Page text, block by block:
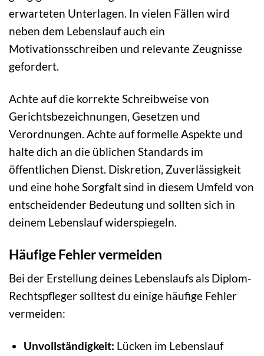
erwarteten Unterlagen. In vielen Fällen wird
neben dem Lebenslauf auch ein
Motivationsschreiben und relevante Zeugnisse
gefordert.
Achte auf die korrekte Schreibweise von
Gerichtsbezeichnungen, Gesetzen und
Verordnungen. Achte auf formelle Aspekte und
halte dich an die üblichen Standards im
öffentlichen Dienst. Diskretion, Zuverlässigkeit
und eine hohe Sorgfalt sind in diesem Umfeld von
entscheidender Bedeutung und sollten sich in
deinem Lebenslauf widerspiegeln.
Häufige Fehler vermeiden
Bei der Erstellung deines Lebenslaufs als Diplom-
Rechtspfleger solltest du einige häufige Fehler
vermeiden:
Unvollständigkeit: Lücken im Lebenslauf